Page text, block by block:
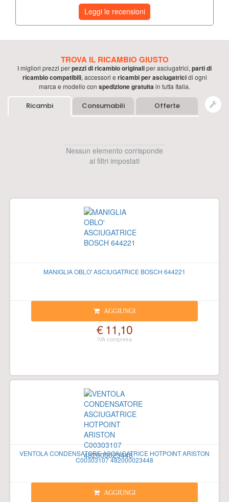
Leggi le recensioni
TROVA IL RICAMBIO GIUSTO
I migliori prezzi perpezzi di ricambio originaliperasciugatrici, parti di
ricambio compatibili, accessori e ricambi perasciugatricidi ogni
marca e modello con spedizione gratuitain tutta Italia.
Ricambi Consumabili Offerte
Nessun elemento corrisponde
ai filtri impostati
MANIGLIA OBLO' ASCIUGATRICE BOSCH 644221
AGGIUNGI
€ 11,10
VENTOLA CONDENSATORE ASCIUGATRICE HOTPOINT ARISTON
C00303107 482000023448
AGGIUNGI